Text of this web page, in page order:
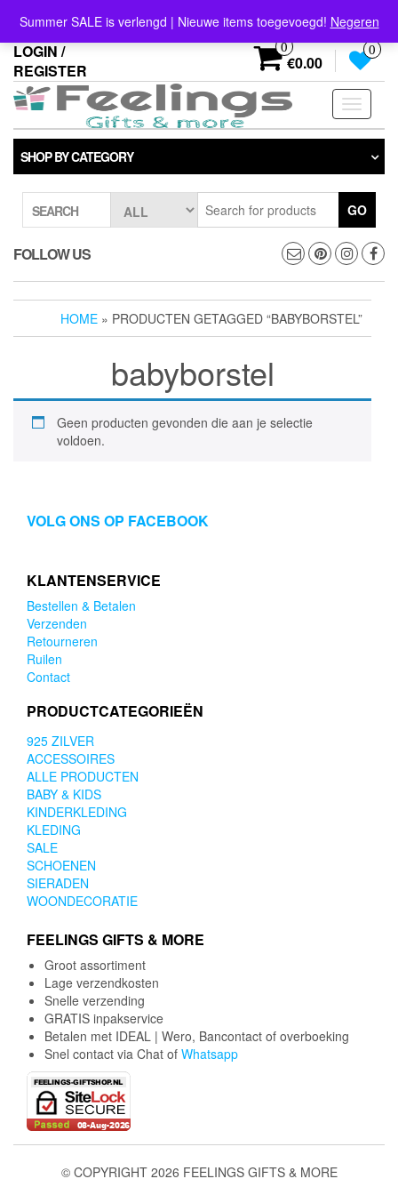
the
content
Summer SALE is verlengd | Nieuwe items toegevoegd! Negeren
info@feelings-giftshop.nl
LOGIN /
REGISTER
0
€0.00
0
Toggle
SHOP BY CATEGORY
SEARCH GO
FOLLOW US
HOME » PRODUCTEN GETAGGED “BABYBORSTEL”
babyborstel
Geen producten gevonden die aan je selectie
voldoen.
VOLG ONS OP FACEBOOK
KLANTENSERVICE
Bestellen & Betalen
Verzenden
Retourneren
Ruilen
Contact
PRODUCTCATEGORIEËN
925 ZILVER
ACCESSOIRES
ALLE PRODUCTEN
BABY & KIDS
KINDERKLEDING
KLEDING
SALE
SCHOENEN
SIERADEN
WOONDECORATIE
FEELINGS GIFTS & MORE
Groot assortiment
Lage verzendkosten
Snelle verzending
GRATIS inpakservice
Betalen met IDEAL | Wero, Bancontact of overboeking
Snel contact via Chat of Whatsapp
© COPYRIGHT 2026 FEELINGS GIFTS & MORE